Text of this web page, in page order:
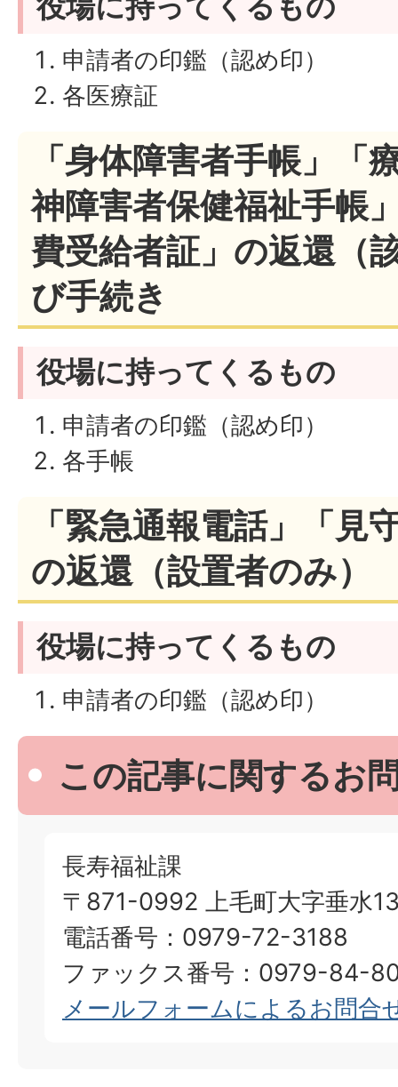
申請者の印鑑（認め印）
各医療証
「身体障害者手帳」「
神障害者保健福祉手帳
費受給者証」の返還（
び手続き
役場に持ってくるもの
申請者の印鑑（認め印）
各手帳
「緊急通報電話」「見
の返還（設置者のみ）
役場に持ってくるもの
申請者の印鑑（認め印）
この記事に関するお
長寿福祉課
〒871-0992 上毛町大字垂水
電話番号：0979-72-3188
ファックス番号：0979-84-
メールフォームによるお問合